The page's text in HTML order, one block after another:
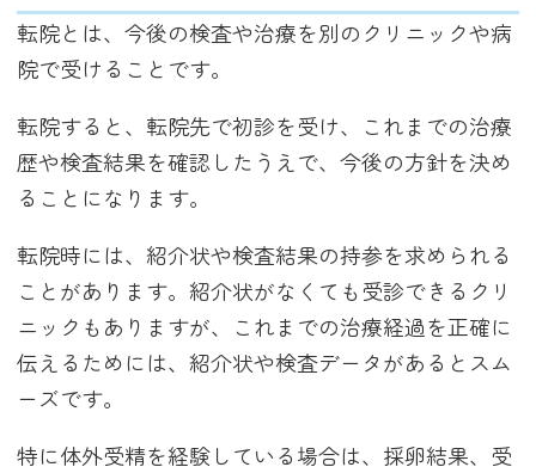
転院とは、今後の検査や治療を別のクリニックや病
院で受けることです。
転院すると、転院先で初診を受け、これまでの治療
歴や検査結果を確認したうえで、今後の方針を決め
ることになります。
転院時には、紹介状や検査結果の持参を求められる
ことがあります。紹介状がなくても受診できるクリ
ニックもありますが、これまでの治療経過を正確に
伝えるためには、紹介状や検査データがあるとスム
ーズです。
特に体外受精を経験している場合は、採卵結果、受